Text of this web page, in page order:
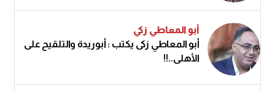
أبو المعاطي زكي
أبو المعاطي زكى يكتب : أبوريدة والتلقيح على
الأهلى..!!